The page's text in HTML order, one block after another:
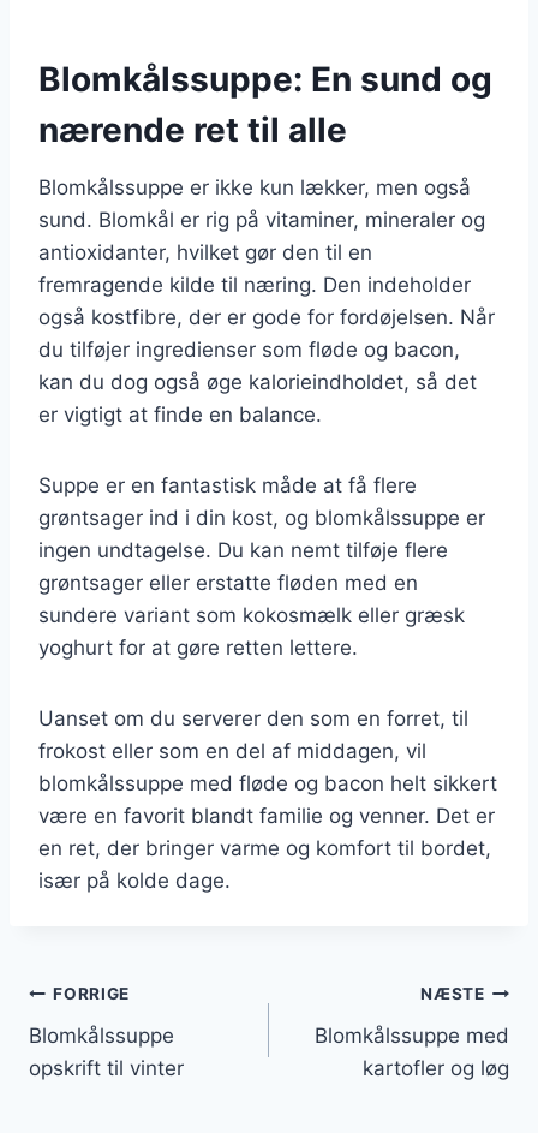
Blomkålssuppe: En sund og
nærende ret til alle
Blomkålssuppe er ikke kun lækker, men også
sund. Blomkål er rig på vitaminer, mineraler og
antioxidanter, hvilket gør den til en
fremragende kilde til næring. Den indeholder
også kostfibre, der er gode for fordøjelsen. Når
du tilføjer ingredienser som fløde og bacon,
kan du dog også øge kalorieindholdet, så det
er vigtigt at finde en balance.
Suppe er en fantastisk måde at få flere
grøntsager ind i din kost, og blomkålssuppe er
ingen undtagelse. Du kan nemt tilføje flere
grøntsager eller erstatte fløden med en
sundere variant som kokosmælk eller græsk
yoghurt for at gøre retten lettere.
Uanset om du serverer den som en forret, til
frokost eller som en del af middagen, vil
blomkålssuppe med fløde og bacon helt sikkert
være en favorit blandt familie og venner. Det er
en ret, der bringer varme og komfort til bordet,
især på kolde dage.
Indlægsnavigation
FORRIGE
Blomkålssuppe
opskrift til vinter
NÆSTE
Blomkålssuppe med
kartofler og løg